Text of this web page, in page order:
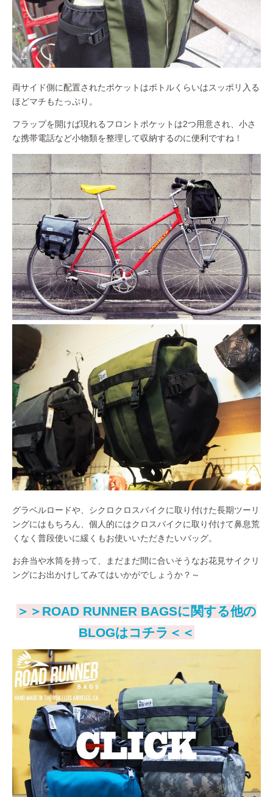
両サイド側に配置されたポケットはボトルくらいはスッポリ入る
ほどマチもたっぷり。
フラップを開けば現れるフロントポケットは2つ用意され、小さ
な携帯電話など小物類を整理して収納するのに便利ですね！
グラベルロードや、シクロクロスバイクに取り付けた長期ツーリ
ングにはもちろん、個人的にはクロスバイクに取り付けて鼻息荒
くなく普段使いに緩くもお使いいただきたいバッグ。
お弁当や水筒を持って、まだまだ間に合いそうなお花見サイクリ
ングにお出かけしてみてはいかがでしょうか？～
＞＞ROAD RUNNER BAGSに関する他の
BLOGはコチラ＜＜